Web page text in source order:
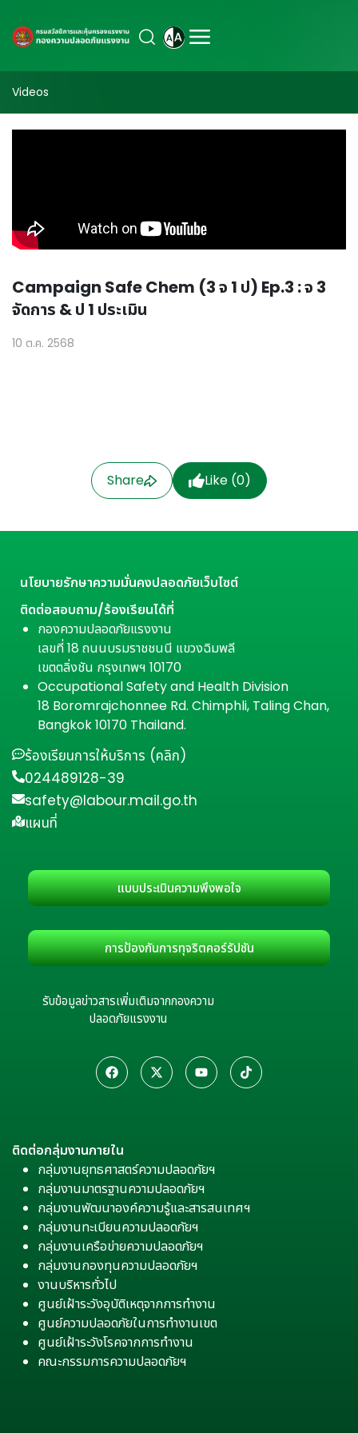
Videos
Campaign Safe Chem (3 จ 1 ป) Ep.3 : จ 3
จัดการ & ป 1 ประเมิน
10 ต.ค. 2568
Share Like (0)
นโยบายรักษาความมั่นคงปลอดภัยเว็บไซต์
ติดต่อสอบถาม/ร้องเรียนได้ที่
กองความปลอดภัยแรงงาน
เลขที่ 18 ถนนบรมราชชนนี แขวงฉิมพลี
เขตตลิ่งชัน กรุงเทพฯ 10170
Occupational Safety and Health Division
18 Boromrajchonnee Rd. Chimphli, Taling Chan,
Bangkok 10170 Thailand.
ร้องเรียนการให้บริการ (คลิก)
024489128-39
safety@labour.mail.go.th
แผนที่
แบบประเมินความพึงพอใจ
การป้องกันการทุจริตคอร์รัปชัน
รับข้อมูลข่าวสารเพิ่มเติมจากกองความ
ปลอดภัยแรงงาน
ติดต่อกลุ่มงานภายใน
กลุ่มงานยุทธศาสตร์ความปลอดภัยฯ
กลุ่มงานมาตรฐานความปลอดภัยฯ
กลุ่มงานพัฒนาองค์ความรู้และสารสนเทศฯ
กลุ่มงานทะเบียนความปลอดภัยฯ
กลุ่มงานเครือข่ายความปลอดภัยฯ
กลุ่มงานกองทุนความปลอดภัยฯ
งานบริหารทั่วไป
ศูนย์เฝ้าระวังอุบัติเหตุจากการทำงาน
ศูนย์ความปลอดภัยในการทำงานเขต
ศูนย์เฝ้าระวังโรคจากการทำงาน
คณะกรรมการความปลอดภัยฯ